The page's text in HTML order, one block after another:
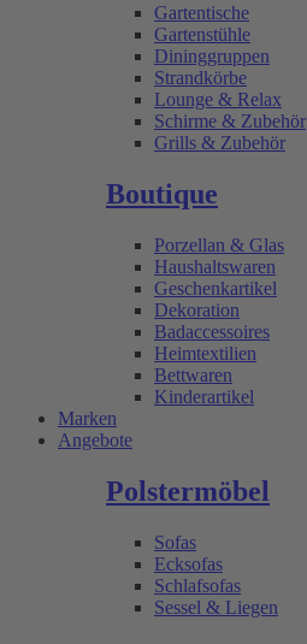
Gartentische
Gartenstühle
Dininggruppen
Strandkörbe
Lounge & Relax
Schirme & Zubehör
Grills & Zubehör
Boutique
Porzellan & Glas
Haushaltswaren
Geschenkartikel
Dekoration
Badaccessoires
Heimtextilien
Bettwaren
Kinderartikel
Marken
Angebote
Polstermöbel
Sofas
Ecksofas
Schlafsofas
Sessel & Liegen